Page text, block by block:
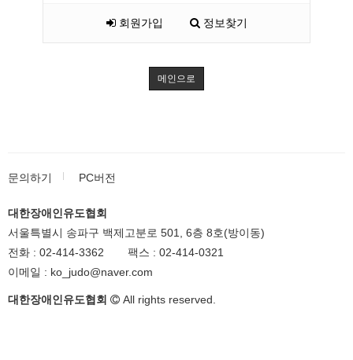
회원가입 정보찾기
메인으로
문의하기 PC버전
대한장애인유도협회
서울특별시 송파구 백제고분로 501, 6층 8호(방이동)
전화 : 02-414-3362 팩스 : 02-414-0321
이메일 : ko_judo@naver.com
대한장애인유도협회 All rights reserved.